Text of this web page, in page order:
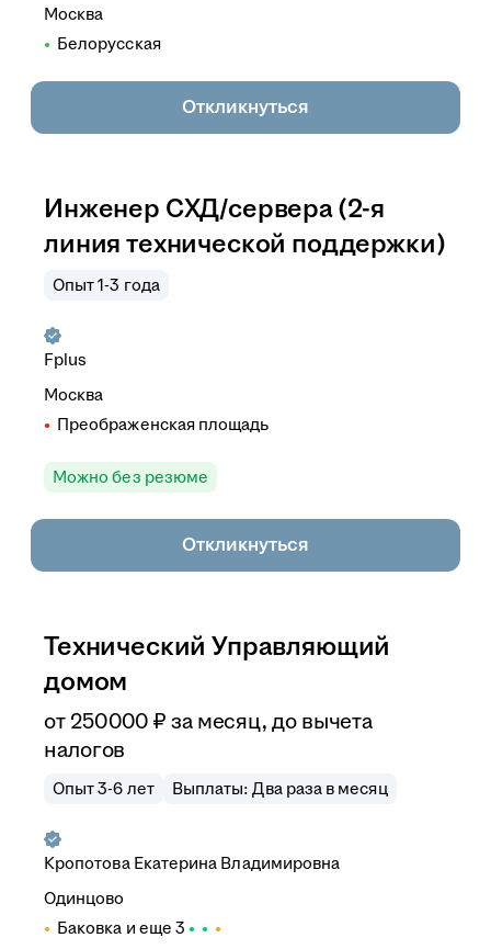
Москва
Белорусская
Откликнуться
Инженер СХД/сервера (2-я
линия технической поддержки)
Опыт 1-3 года
Fplus
Москва
Преображенская площадь
Можно без резюме
Откликнуться
Технический Управляющий
домом
от 250 000 ₽ за месяц, до вычета
налогов
Опыт 3-6 лет Выплаты: Два раза в месяц
Кропотова Екатерина Владимировна
Одинцово
Баковка и еще 3